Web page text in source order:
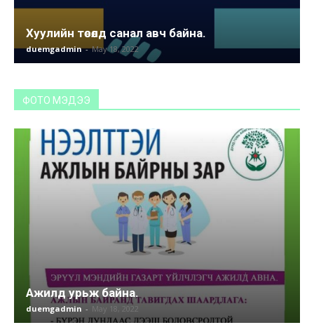
Хуулийн төсөлд санал авч байна.
duemgadmin - May 18, 2022
ФОТО МЭДЭЭ
Ажилд урьж байна.
duemgadmin - May 18, 2022